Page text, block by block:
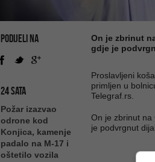
PODIJELI NA
24 SATA
Požar izazvao
odrone kod
Konjica, kamenje
padalo na M-17 i
oštetilo vozila
On je zbrinut
gdje je
Proslavljeni
primljen u
Telegraf.rs.
On je zbrinut na
je podvrgnut